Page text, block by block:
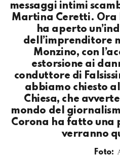
messaggi intimi
Martina Ceretti. Ora
ha aperto
dell’imprenditore
Monzino, con
estorsione ai
conduttore di
abbiamo chiesto
Chiesa, che
mondo del
Corona ha fatto una
verranno
Foto: